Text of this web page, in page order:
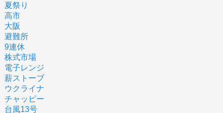
夏祭り
高市
大阪
避難所
9連休
株式市場
電子レンジ
薪ストーブ
ウクライナ
チャッピー
台風13号